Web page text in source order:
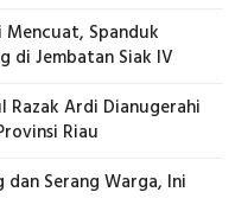
Mencuat, Spanduk
di Jembatan Siak IV
Razak Ardi Dianugerahi
Riau
Serang Warga, Ini